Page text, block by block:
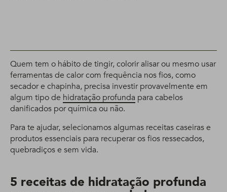
Quem tem o hábito de tingir, colorir alisar ou mesmo usar
ferramentas de calor com frequência nos fios, como
secador e chapinha, precisa investir provavelmente em
algum tipo de hidratação profunda para cabelos
danificados por química ou não.
Para te ajudar, selecionamos algumas receitas caseiras e
produtos essenciais para recuperar os fios ressecados,
quebradiços e sem vida.
5 receitas de hidratação profunda